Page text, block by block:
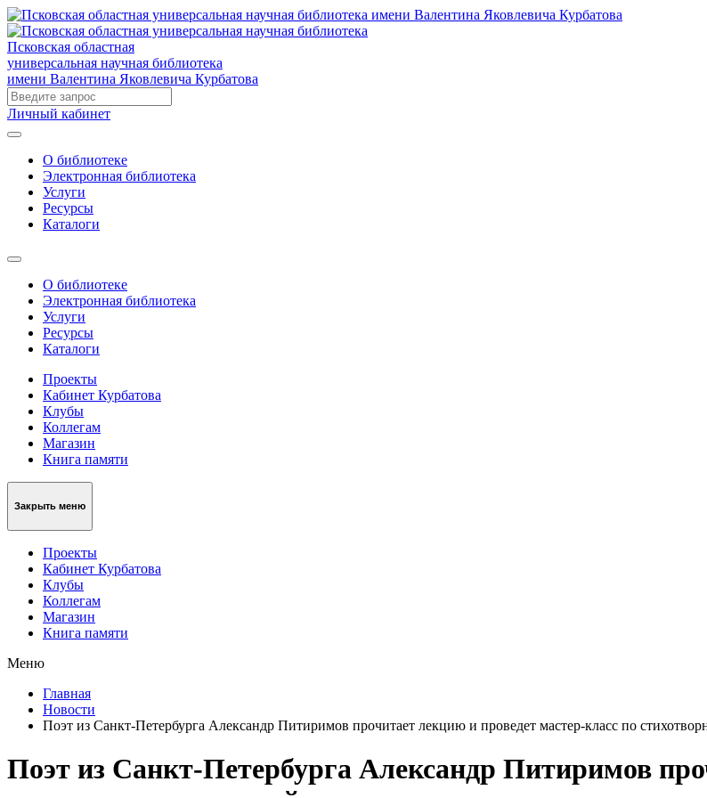
Псковская областная
универсальная научная библиотека
имени Валентина Яковлевича Курбатова
Личный кабинет
О библиотеке
Электронная библиотека
Услуги
Ресурсы
Каталоги
О библиотеке
Электронная библиотека
Услуги
Ресурсы
Каталоги
Проекты
Кабинет Курбатова
Клубы
Коллегам
Магазин
Книга памяти
Закрыть меню
Проекты
Кабинет Курбатова
Клубы
Коллегам
Магазин
Книга памяти
Меню
Главная
Новости
Поэт из Санкт-Петербурга Александр Питиримов прочитает лекцию и проведет мастер-класс по
Поэт из Санкт-Петербурга Александр Питиримов